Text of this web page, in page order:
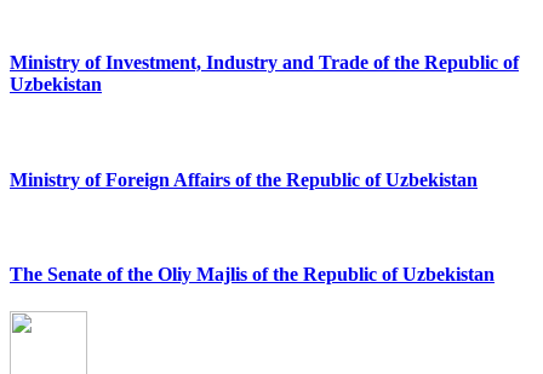
Ministry of Investment, Industry and Trade of the Republic of
Uzbekistan
Ministry of Foreign Affairs of the Republic of Uzbekistan
The Senate of the Oliy Majlis of the Republic of Uzbekistan